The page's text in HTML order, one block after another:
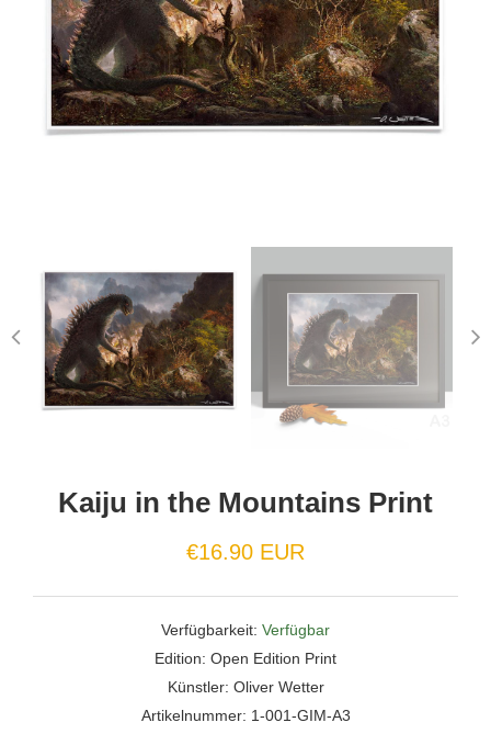
Kaiju in the Mountains Print
€16.90 EUR
Verfügbarkeit: Verfügbar
Edition: Open Edition Print
Künstler: Oliver Wetter
Artikelnummer: 1-001-GIM-A3